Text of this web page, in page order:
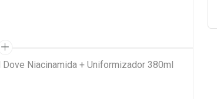
Niacinamida + Uniformizador 380ml